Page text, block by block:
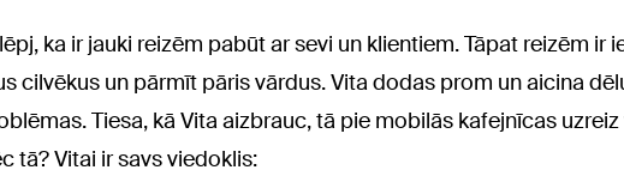
ka ir jauki reizēm pabūt ar sevi un klientiem. Tāpat reizēm ir
cilvēkus un pārmīt pāris vārdus. Vita dodas prom un aicina
Tiesa, kā Vita aizbrauc, tā pie mobilās kafejnīcas
tā? Vitai ir savs viedoklis: